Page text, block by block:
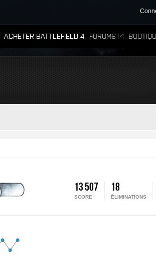
ACHETER BATTLEFIELD 4 FORUMS
13 507 18
SCORE ÉLIMINATIONS
•
•
•